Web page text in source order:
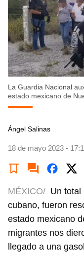
La Guardia Nacional
estado mexicano de
Ángel Salinas
18 de mayo 2023 -
MÉXICO/ Un total
cubano, fueron
estado mexicano
migrantes nos
llegado a una